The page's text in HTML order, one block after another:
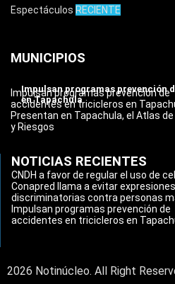
Espectáculos RECIENTE
MUNICIPIOS
Impulsan programas prevención
en Tapachula
Impulsan programas prevención de
accidentes en tricicleros en
Presentan en Tapachula, el Atlas
y Riesgos
NOTICIAS RECIENTES
CNDH a favor de regular el uso de
Conapred llama a evitar expresiones
discriminatorias contra personas
Impulsan programas prevención de
accidentes en tricicleros en
2026 Notinúcleo. All Right